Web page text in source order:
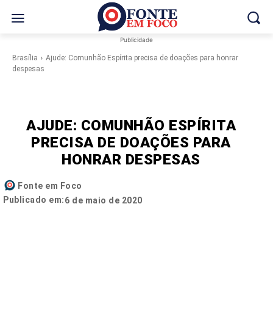
Publicidade
Brasília
Ajude: Comunhão Espírita precisa de doações para honrar
despesas
AJUDE: COMUNHÃO ESPÍRITA
PRECISA DE DOAÇÕES PARA
HONRAR DESPESAS
Fonte em Foco
Publicado em:6 de maio de 2020